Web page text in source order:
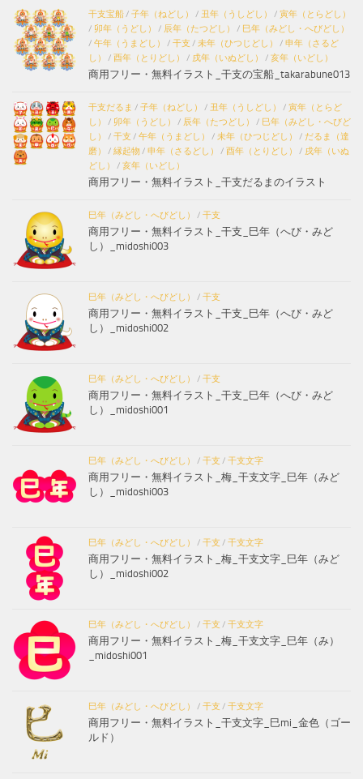
干支宝船/ 子年（ねどし） / 丑年（うしどし） / 寅年（とらどし）
/ 卯年（うどし） / 辰年（たつどし） / 巳年（みどし・へびどし）
/ 午年（うまどし） / 干支 / 未年（ひつじどし） / 申年（さるど
し）
/ 酉年（とりどし） / 戌年（いぬどし） / 亥年（いどし）
商用フリー・無料イラスト_干支の宝船_takarabune013
干支だるま / 子年（ねどし） / 丑年（うしどし） / 寅年（とらど
し）
/ 卯年（うどし） / 辰年（たつどし） / 巳年（みどし・へびど
し）
/ 干支 / 午年（うまどし） / 未年（ひつじどし） / だるま（達
磨）
/ 縁起物/ 申年（さるどし） / 酉年（とりどし） / 戌年（いぬ
どし）
/ 亥年（いどし）
商用フリー・無料イラスト_干支だるまのイラスト
巳年（みどし・へびどし） / 干支
商用フリー・無料イラスト_干支_巳年（へび・みど
し）_midoshi003
巳年（みどし・へびどし） / 干支
商用フリー・無料イラスト_干支_巳年（へび・みど
し）_midoshi002
巳年（みどし・へびどし） / 干支
商用フリー・無料イラスト_干支_巳年（へび・みど
し）_midoshi001
巳年（みどし・へびどし） / 干支 / 干支文字
商用フリー・無料イラスト_梅_干支文字_巳年（みど
し）_midoshi003
巳年（みどし・へびどし） / 干支 / 干支文字
商用フリー・無料イラスト_梅_干支文字_巳年（みど
し）_midoshi002
巳年（みどし・へびどし） / 干支 / 干支文字
商用フリー・無料イラスト_梅_干支文字_巳年（み）
_midoshi001
巳年（みどし・へびどし） / 干支 / 干支文字
商用フリー・無料イラスト_干支文字_巳mi_金色（ゴー
ルド）